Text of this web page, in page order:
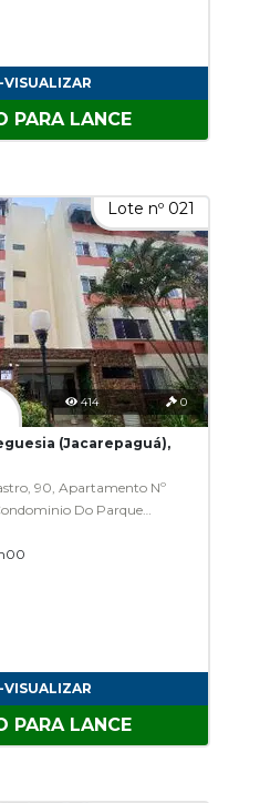
VISUALIZAR
PARA LANCE
Lote nº 021
414 0
(Jacarepaguá),
90, Apartamento Nº
Do Parque
VISUALIZAR
PARA LANCE